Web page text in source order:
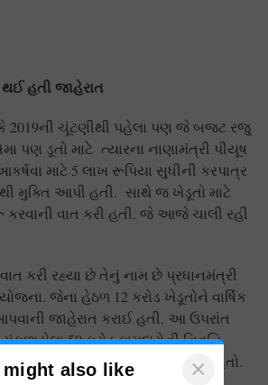
હતી જાહેરાત
ચૂંટણીથી પહેલા પણ જે બજટ રજુ
પણ ડૂતો માટે ત્યારના નાણામંત્રી પીયૂષ
માટે 5 લાખ રૂપિયા સુધીની કરપાત્ર
મુક્તિ આપી હતી. સાથે જ ખેડૂતો માટે
વાત કરી હતી. જે આજે ચાલી રહી
કરી રહ્યા છે તેનું નામ છે પ્રધાનમંત્રી
જેના હેઠળ 12 કરોડ ખેડૂતોને વાર્ષિક
જાહેરાત કરાઈ હતી. આ ઉપરાંત
50 કરોડ કામદારોની નિવૃત્તિ
પણ પ્રસ્તાવ મૂકવામાં આવ્યો હતો.
might also like ×